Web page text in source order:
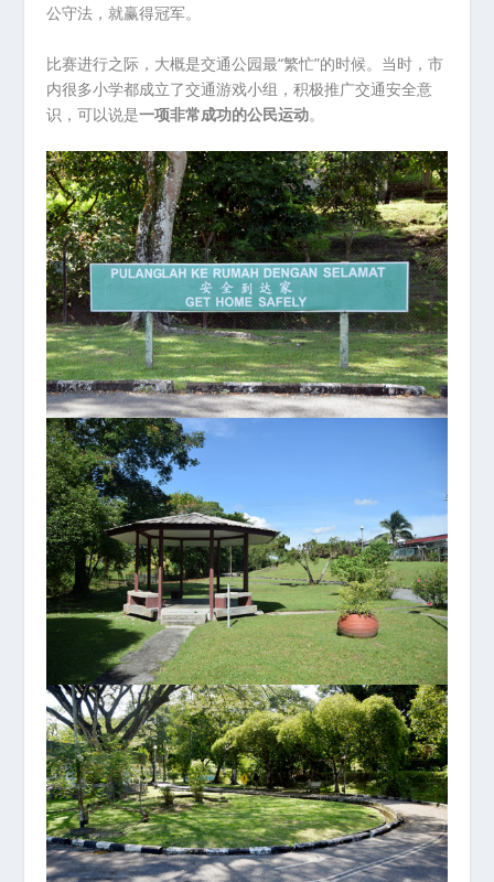
公守法，就赢得冠军。
比赛进行之际，大概是交通公园最“繁忙”的时候。当时，市
内很多小学都成立了交通游戏小组，积极推广交通安全意
识，可以说是一项非常成功的公民运动。